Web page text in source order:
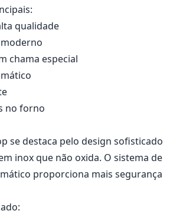
qualidade
chama especial
no forno
se destaca pelo design sofisticado
inox que não oxida. O sistema de
proporciona mais segurança